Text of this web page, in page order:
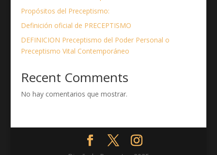
Propósitos del Preceptismo:
Definición oficial de PRECEPTISMO
DEFINICION Preceptismo del Poder Personal o
Preceptismo Vital Contemporáneo
Recent Comments
No hay comentarios que mostrar.